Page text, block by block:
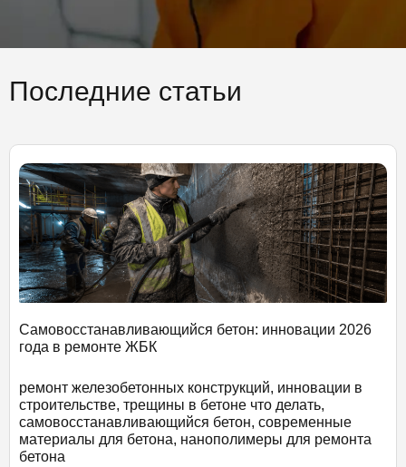
Последние статьи
Самовосстанавливающийся бетон: инновации 2026
года в ремонте ЖБК
ремонт железобетонных конструкций, инновации в
строительстве, трещины в бетоне что делать,
самовосстанавливающийся бетон, современные
материалы для бетона, нанополимеры для ремонта
бетона